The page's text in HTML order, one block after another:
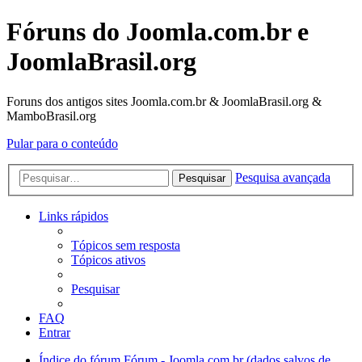
Fóruns do Joomla.com.br e
JoomlaBrasil.org
Foruns dos antigos sites Joomla.com.br & JoomlaBrasil.org &
MamboBrasil.org
Pular para o conteúdo
Pesquisar Pesquisa avançada
Links rápidos
Tópicos sem resposta
Tópicos ativos
Pesquisar
FAQ
Entrar